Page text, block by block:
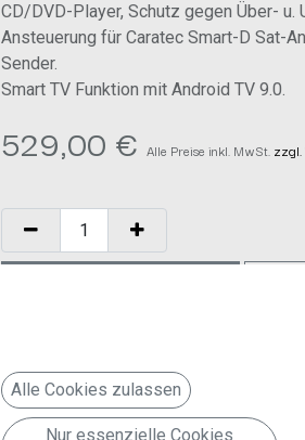
CD/DVD-Player, Schutz gegen Über- u.
Ansteuerung für Caratec Smart-D Sat-
Sender.
Smart TV Funktion mit Android TV 9.0.
529,00 € Alle Preise inkl. MwSt. zzgl.
Geschäftsbedingungen
30-Tage-Geld-zurück-Garantie
Alle Cookies zulassen
Nur essenzielle Cookies